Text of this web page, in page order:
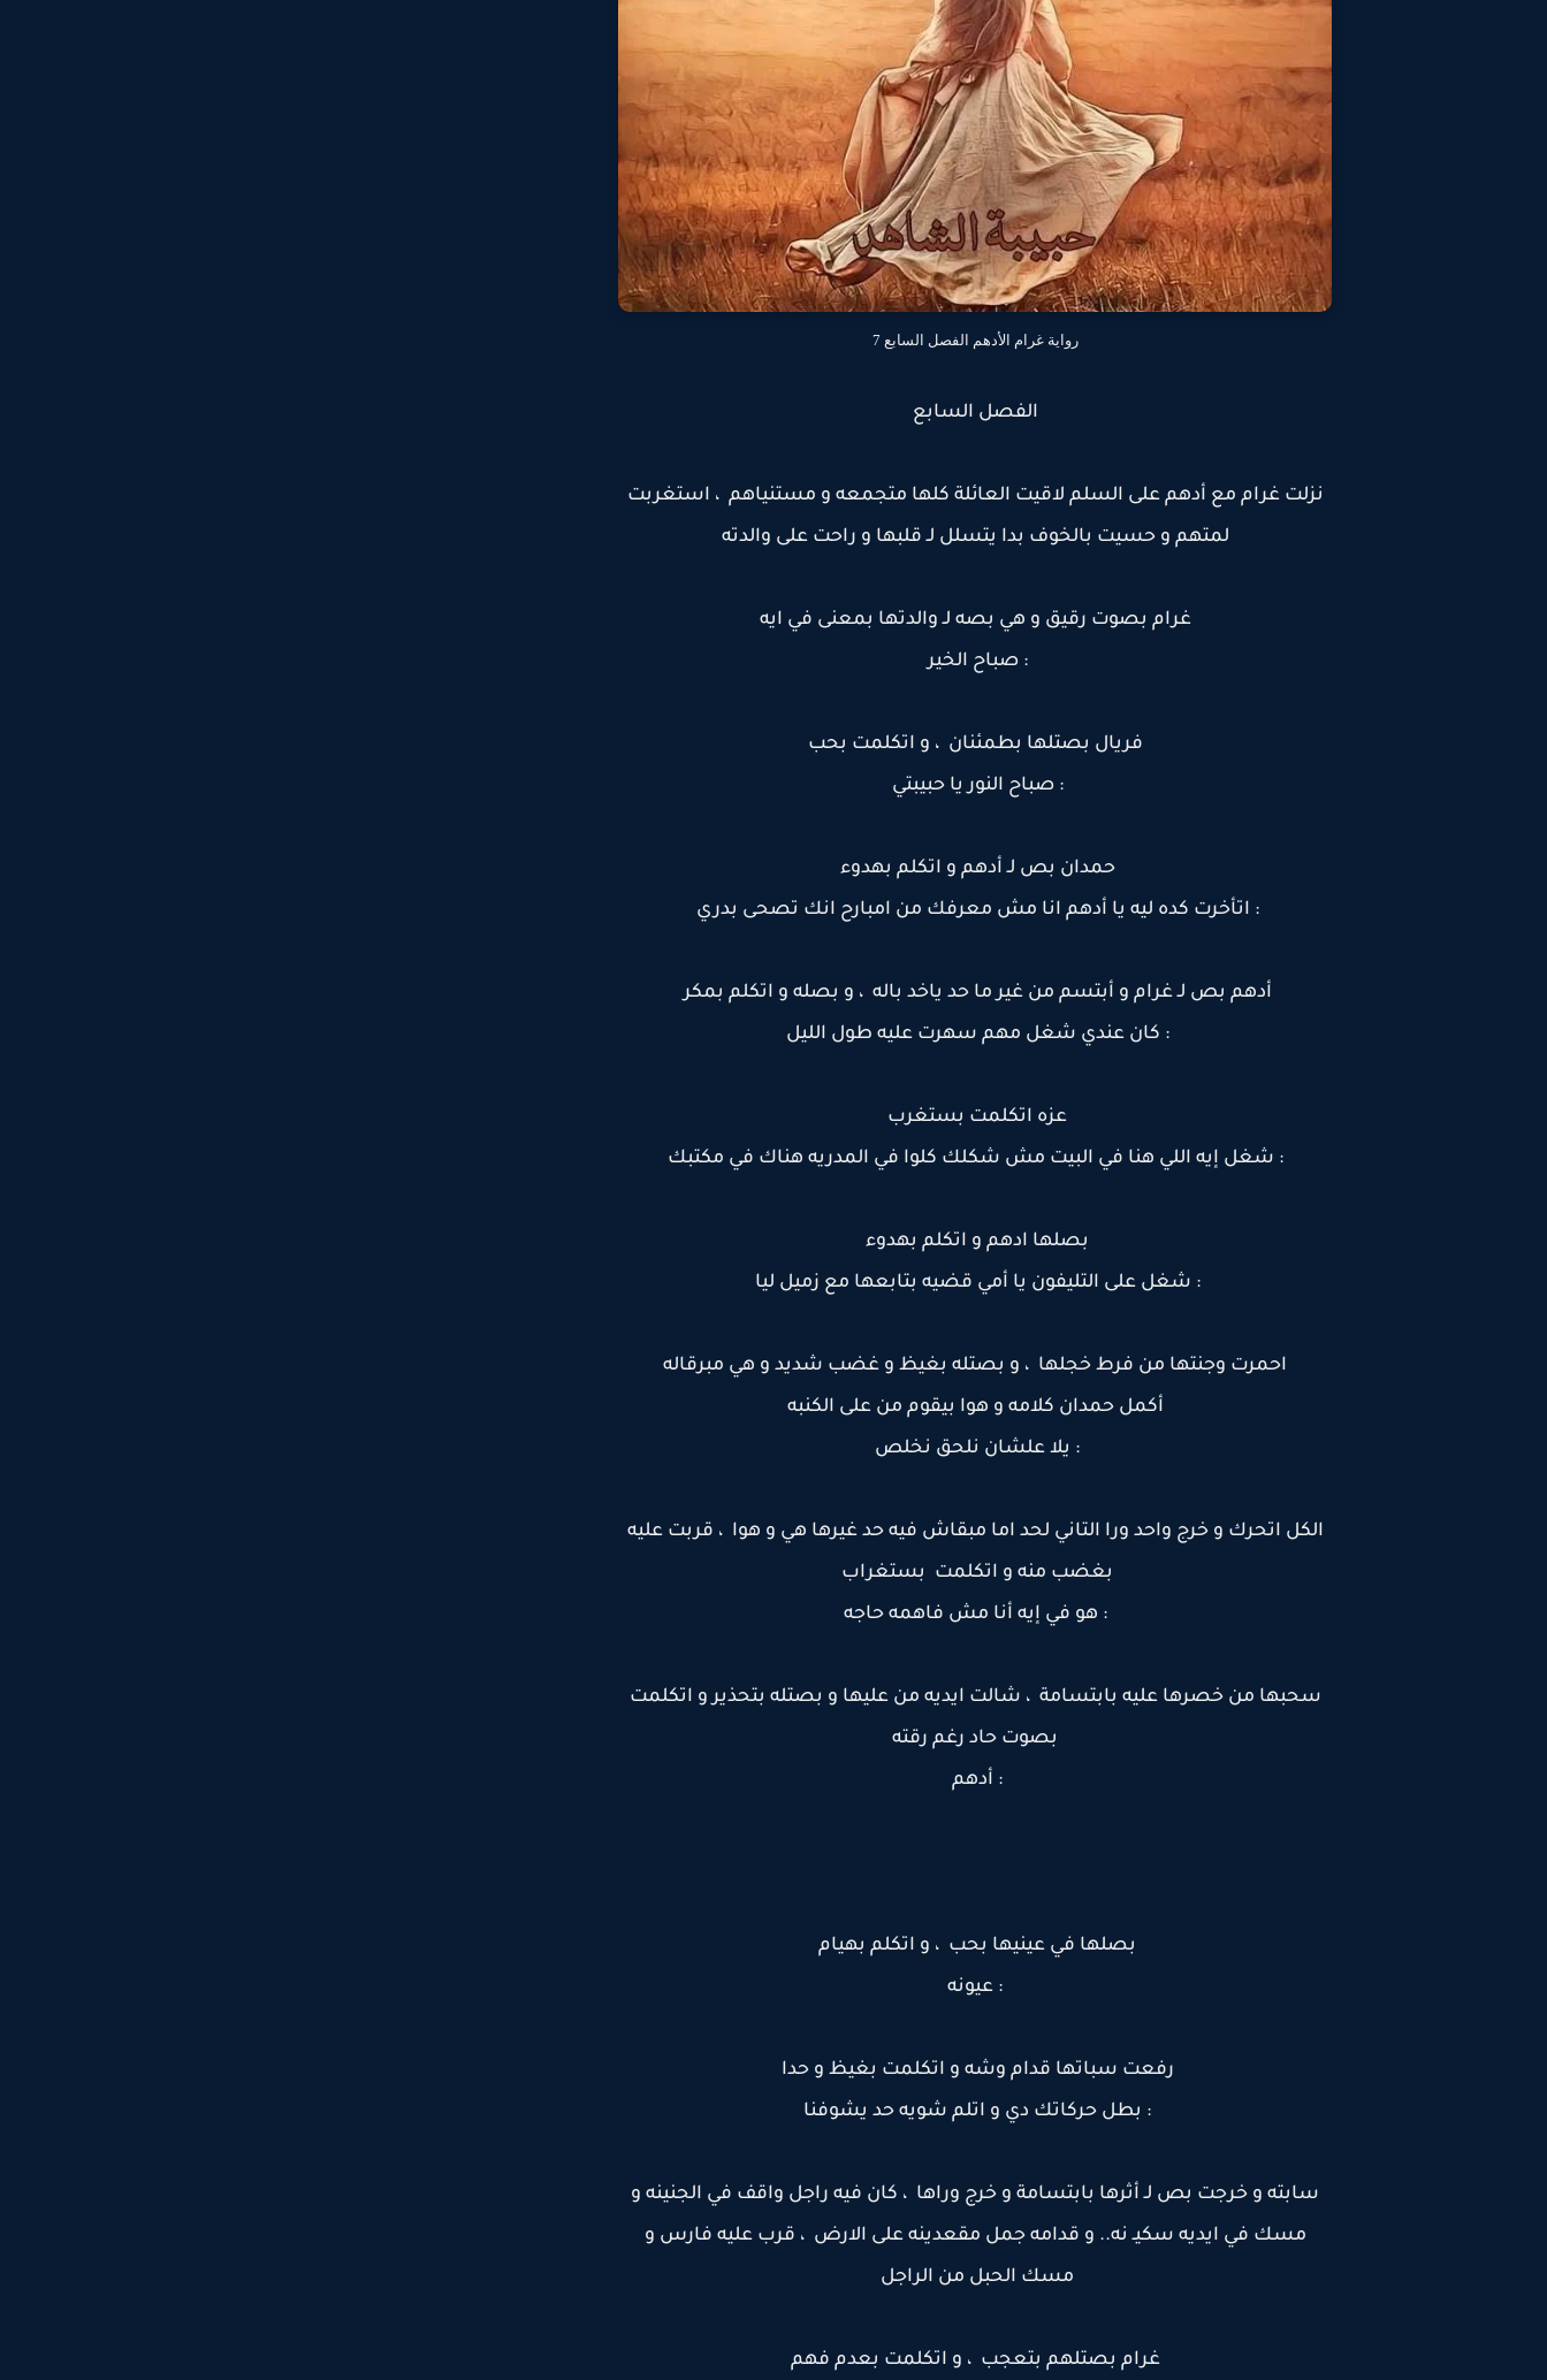
رواية غرام الأدهم الفصل السابع 7
الفصل السابع
نزلت غرام مع أدهم على السلم لاقيت العائلة كلها متجمعه و مستنياهم ، استغربت
لمتهم و حسيت بالخوف بدا يتسلل لـ قلبها و راحت على والدته
غرام بصوت رقيق و هي بصه لـ والدتها بمعنى في ايه
: صباح الخير
فريال بصتلها بطمئنان ، و اتكلمت بحب
: صباح النور يا حبيبتي
حمدان بص لـ أدهم و اتكلم بهدوء
: اتأخرت كده ليه يا أدهم انا مش معرفك من امبارح انك تصحى بدري
أدهم بص لـ غرام و أبتسم من غير ما حد ياخد باله ، و بصله و اتكلم بمكر
: كان عندي شغل مهم سهرت عليه طول الليل
عزه اتكلمت بستغرب
: شغل إيه اللي هنا في البيت مش شكلك كلوا في المدريه هناك في مكتبك
بصلها ادهم و اتكلم بهدوء
: شغل على التليفون يا أمي قضيه بتابعها مع زميل ليا
احمرت وجنتها من فرط خجلها ، و بصتله بغيظ و غضب شديد و هي مبرقاله
أكمل حمدان كلامه و هوا بيقوم من على الكنبه
: يلا علشان نلحق نخلص
الكل اتحرك و خرج واحد ورا التاني لحد اما مبقاش فيه حد غيرها هي و هوا ، قربت عليه
بغضب منه و اتكلمت بستغراب
: هو في إيه أنا مش فاهمه حاجه
سحبها من خصرها عليه بابتسامة ، شالت ايديه من عليها و بصتله بتحذير و اتكلمت
بصوت حاد رغم رقته
: أدهم
بصلها في عينيها بحب ، و اتكلم بهيام
: عيونه
رفعت سباتها قدام وشه و اتكلمت بغيظ و حدا
: بطل حركاتك دي و اتلم شويه حد يشوفنا
سابته و خرجت بص لـ أثرها بابتسامة و خرج وراها ، كان فيه راجل واقف في الجنينه و
مسك في ايديه سكيـ نه.. و قدامه جمل مقعدينه على الارض ، قرب عليه فارس و
مسك الحبل من الراجل
غرام بصتلهم بتعجب ، و اتكلمت بعدم فهم